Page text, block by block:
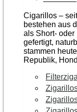
Cigarillos –
bestehen aus
als Short- oder
gefertigt,
stammen
Republik,